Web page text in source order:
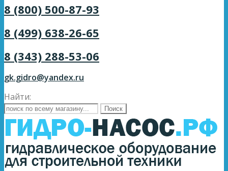
8 (800) 500-87-93
8 (499) 638-26-65
8 (343) 288-53-06
gk.gidro@yandex.ru
Найти: